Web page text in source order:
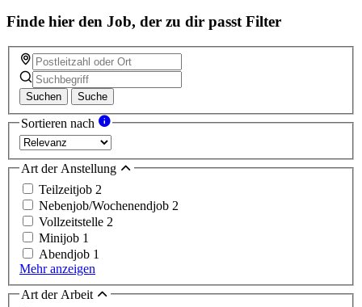
Finde hier den Job, der zu dir passt Filter
Suchen Suche
Sortieren nach
Art der Anstellung
Teilzeitjob 2
Nebenjob/Wochenendjob 2
Vollzeitstelle 2
Minijob 1
Abendjob 1
Mehr anzeigen
Art der Arbeit